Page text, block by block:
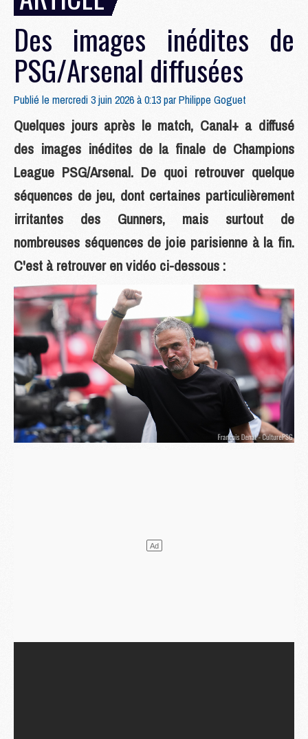
Des images inédites de
PSG/Arsenal diffusées
Publié le mercredi 3 juin 2026 à 0:13 parPhilippe Goguet
Quelques jours après le match, Canal+ a diffusé
des images inédites de la finale de Champions
League PSG/Arsenal. De quoi retrouver quelque
séquences de jeu, dont certaines particulièrement
irritantes des Gunners, mais surtout de
nombreuses séquences de joie parisienne à la fin.
C'est à retrouver en vidéo ci-dessous :